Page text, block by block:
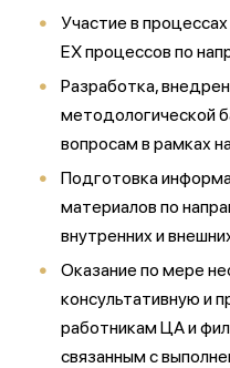
Участие в
ЕХ процессов по
Разработка,
методологической
вопросам в рамках
Подготовка
материалов по
внутренних и
Оказание по мере
консультативную и
работникам ЦА и
связанным с